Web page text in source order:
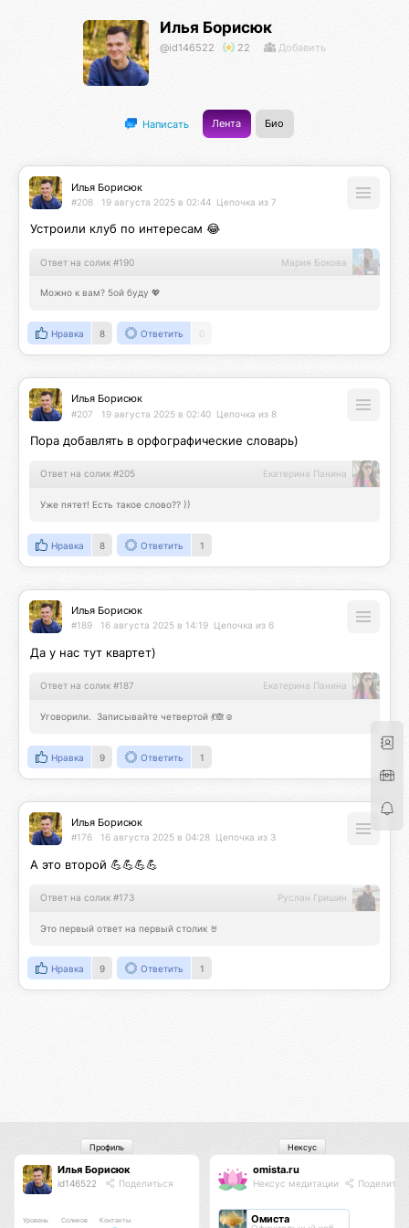
Илья Борисюк
@id146522 22 Добавить
Написать Лента Био
Илья Борисюк
#208 19 августа 2025 в 02:44 Цепочка из 7
Устроили клуб по интересам 😂
Ответ на солик #190 Мария Бокова
Можно к вам? 5ой буду 💖
Нравка 8 Ответить 0
Илья Борисюк
#207 19 августа 2025 в 02:40 Цепочка из 8
Пора добавлять в орфографические словарь)
Ответ на солик #205 Екатерина Панина
Уже пятет! Есть такое слово?? ))
Нравка 8 Ответить 1
Илья Борисюк
#189 16 августа 2025 в 14:19 Цепочка из 6
Да у нас тут квартет)
Ответ на солик #187 Екатерина Панина
Уговорили.  Записывайте четвертой 💃🙈☺️
Нравка 9 Ответить 1
Илья Борисюк
#176 16 августа 2025 в 04:28 Цепочка из 3
А это второй 💪💪💪💪
Ответ на солик #173 Руслан Гришин
Это первый ответ на первый столик 🤘
Нравка 9 Ответить 1
Илья Борисюк
id146522 Поделиться
Уровень Соликов Контакты
Профиль
omista.ru
Нексус медитации
Омиста
Нексус